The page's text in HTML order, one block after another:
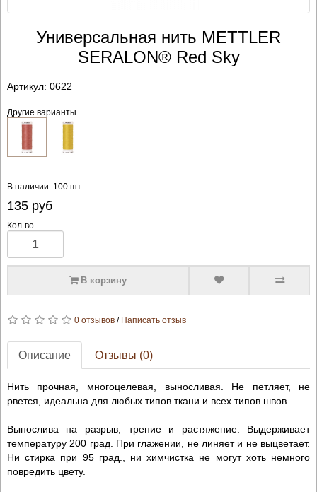
Универсальная нить METTLER
SERALON® Red Sky
Артикул: 0622
Другие варианты
В наличии: 100 шт
135руб
Кол-во
В корзину
0 отзывов/ Написать отзыв
Описание Отзывы (0)
Нить прочная, многоцелевая, выносливая. Не петляет, не
рвется, идеальна для любых типов ткани и всех типов швов.
Вынослива на разрыв, трение и растяжение. Выдерживает
температуру 200 град. При глажении, не линяет и не выцветает.
Ни стирка при 95 град., ни химчистка не могут хоть немного
повредить цвету.